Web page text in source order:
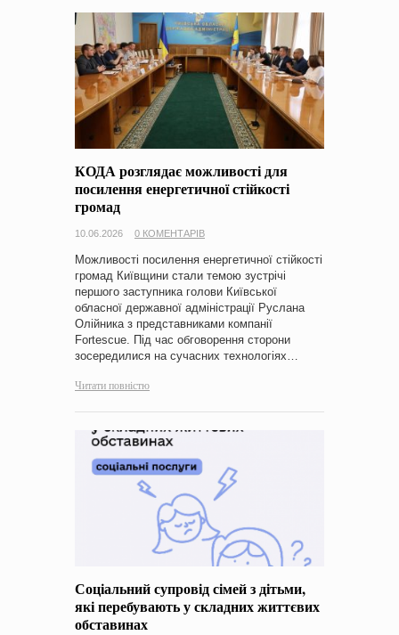
КОДА розглядає можливості для
посилення енергетичної стійкості
громад
10.06.2026 0 КОМЕНТАРІВ
Можливості посилення енергетичної стійкості
громад Київщини стали темою зустрічі
першого заступника голови Київської
обласної державної адміністрації Руслана
Олійника з представниками компанії
Fortescue. Під час обговорення сторони
зосередилися на сучасних технологіях…
Читати повністю
Соціальний супровід сімей з дітьми,
які перебувають у складних життєвих
обставинах